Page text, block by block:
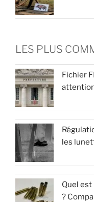
LES PLUS
Fichier
les
Quel
?